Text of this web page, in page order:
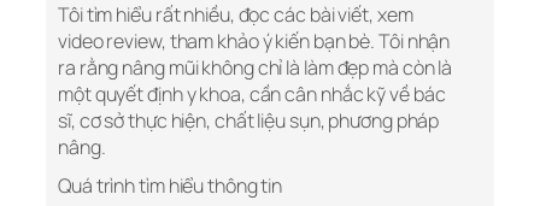
Tôi tìm hiểu rất nhiều, đọc các bài viết, xem
video review, tham khảo ý kiến bạn bè. Tôi nhận
ra rằng nâng mũi không chỉ là làm đẹp mà còn là
một quyết định y khoa, cần cân nhắc kỹ về bác
sĩ, cơ sở thực hiện, chất liệu sụn, phương pháp
nâng.
Quá trình tìm hiểu thông tin